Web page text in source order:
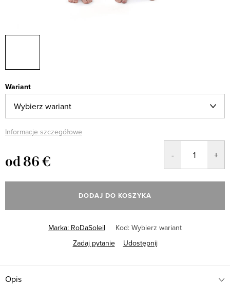
Wariant
Informacje szczegółowe
od86 €
jednostkowa:
DODAJ DO KOSZYKA
Marka: RoDaSoleil Kod: Wybierz wariant
Zadaj pytanie
Udostępnij
Opis